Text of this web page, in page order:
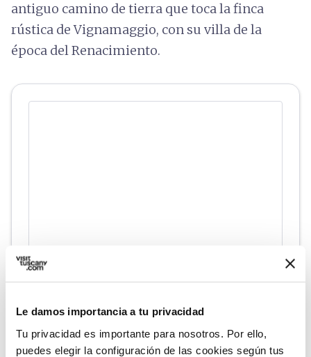
Le damos importancia a tu privacidad
Tu privacidad es importante para nosotros. Por ello,
puedes elegir la configuración de las cookies según tus
antiguo camino de tierra que toca la finca
rústica de Vignamaggio, con su villa de la
época del Renacimiento.
vertical_align_top 524 mt